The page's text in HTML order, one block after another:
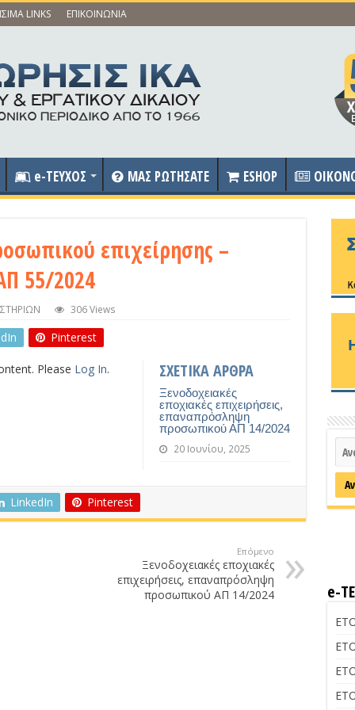
LINKS ΕΠΙΚΟΙΝΩΝΙΑ
e-ΤΕΥΧΟΣ ΜΑΣ ΡΩΤΗΣΑΤΕ ESHOP
επιχείρησης –
55/2024
306 Views
Pinterest
ΣΧΕΤΙΚΑ ΑΡΘΡΑ
Ξενοδοχειακές
εποχιακές επιχειρήσεις,
επαναπρόσληψη
προσωπικού ΑΠ 14/2024
20 Ιουνίου, 2025
Please Log In.
LinkedIn Pinterest
Επόμενο
Ξενοδοχειακές εποχιακές
επιχειρήσεις, επαναπρόσληψη
προσωπικού ΑΠ 14/2024
e-